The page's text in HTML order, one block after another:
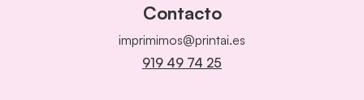
Contacto
imprimimos@printai.es
919 49 74 25